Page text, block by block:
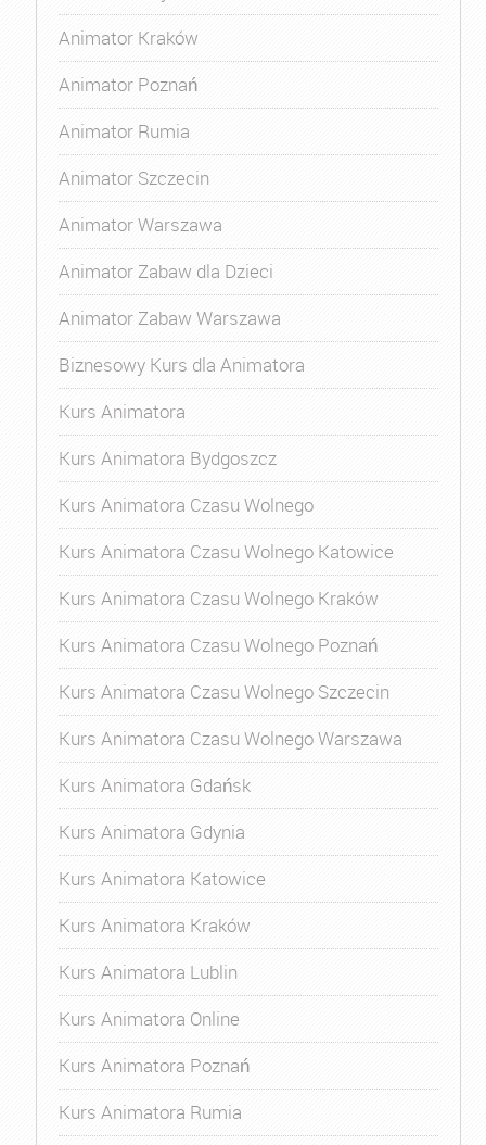
Animator Kraków
Animator Poznań
Animator Rumia
Animator Szczecin
Animator Warszawa
Animator Zabaw dla Dzieci
Animator Zabaw Warszawa
Biznesowy Kurs dla Animatora
Kurs Animatora
Kurs Animatora Bydgoszcz
Kurs Animatora Czasu Wolnego
Kurs Animatora Czasu Wolnego Katowice
Kurs Animatora Czasu Wolnego Kraków
Kurs Animatora Czasu Wolnego Poznań
Kurs Animatora Czasu Wolnego Szczecin
Kurs Animatora Czasu Wolnego Warszawa
Kurs Animatora Gdańsk
Kurs Animatora Gdynia
Kurs Animatora Katowice
Kurs Animatora Kraków
Kurs Animatora Lublin
Kurs Animatora Online
Kurs Animatora Poznań
Kurs Animatora Rumia